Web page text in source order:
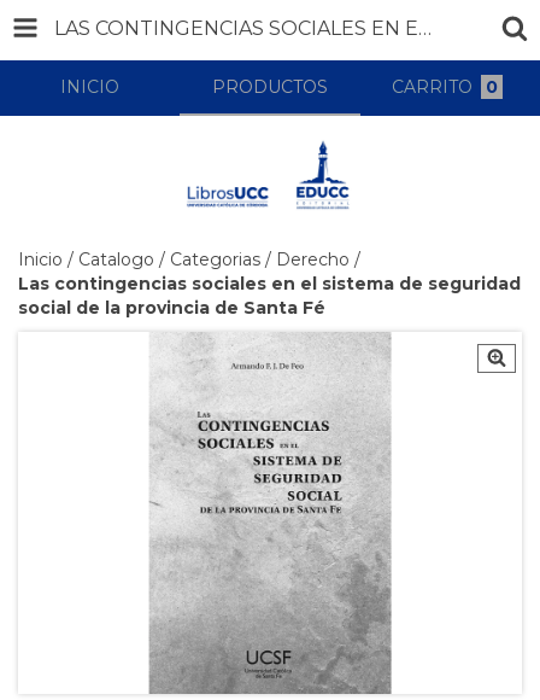
LAS CONTINGENCIAS SOCIALES EN EL SISTEMA DE SEGURIDAD SOCIAL DE LA PROVINCIA DE SANTA FÉ
INICIO PRODUCTOS CARRITO 0
Inicio / Catalogo / Categorias / Derecho /
Las contingencias sociales en el sistema de seguridad
social de la provincia de Santa Fé